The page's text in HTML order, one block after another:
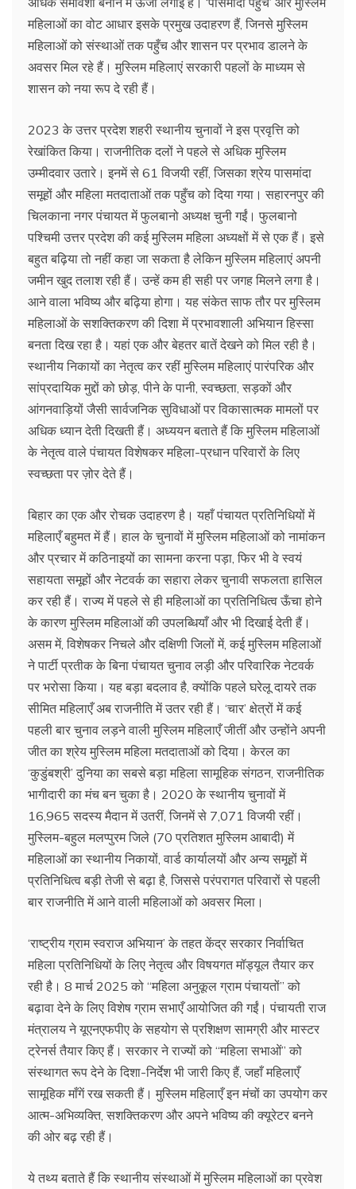
महिलाओं का वोट आधार इसके प्रमुख उदाहरण हैं, जिनसे मुस्लिम
महिलाओं को संस्थाओं तक पहुँच और शासन पर प्रभाव डालने के
अवसर मिल रहे हैं। मुस्लिम महिलाएं सरकारी पहलों के माध्यम से
शासन को नया रूप दे रही हैं।
2023 के उत्तर प्रदेश शहरी स्थानीय चुनावों ने इस प्रवृत्ति को
रेखांकित किया। राजनीतिक दलों ने पहले से अधिक मुस्लिम
उम्मीदवार उतारे। इनमें से 61 विजयी रहीं, जिसका श्रेय पासमांदा
समूहों और महिला मतदाताओं तक पहुँच को दिया गया। सहारनपुर की
चिलकाना नगर पंचायत में फुलबानो अध्यक्ष चुनी गईं। फुलबानो
पश्चिमी उत्तर प्रदेश की कई मुस्लिम महिला अध्यक्षों में से एक हैं। इसे
बहुत बढ़िया तो नहीं कहा जा सकता है लेकिन मुस्लिम महिलाएं अपनी
जमीन खुद तलाश रही हैं। उन्हें कम ही सही पर जगह मिलने लगा है।
आने वाला भविष्य और बढ़िया होगा। यह संकेत साफ तौर पर मुस्लिम
महिलाओं के सशक्तिकरण की दिशा में प्रभावशाली अभियान हिस्सा
बनता दिख रहा है। यहां एक और बेहतर बातें देखने को मिल रही है।
स्थानीय निकायों का नेतृत्व कर रहीं मुस्लिम महिलाएं पारंपरिक और
सांप्रदायिक मुद्दों को छोड़, पीने के पानी, स्वच्छता, सड़कों और
आंगनवाड़ियों जैसी सार्वजनिक सुविधाओं पर विकासात्मक मामलों पर
अधिक ध्यान देती दिखती हैं। अध्ययन बताते हैं कि मुस्लिम महिलाओं
के नेतृत्व वाले पंचायत विशेषकर महिला-प्रधान परिवारों के लिए
स्वच्छता पर ज़ोर देते हैं।
बिहार का एक और रोचक उदाहरण है। यहाँ पंचायत प्रतिनिधियों में
महिलाएँ बहुमत में हैं। हाल के चुनावों में मुस्लिम महिलाओं को नामांकन
और प्रचार में कठिनाइयों का सामना करना पड़ा, फिर भी वे स्वयं
सहायता समूहों और नेटवर्क का सहारा लेकर चुनावी सफलता हासिल
कर रही हैं। राज्य में पहले से ही महिलाओं का प्रतिनिधित्व ऊँचा होने
के कारण मुस्लिम महिलाओं की उपलब्धियाँ और भी दिखाई देती हैं।
असम में, विशेषकर निचले और दक्षिणी जिलों में, कई मुस्लिम महिलाओं
ने पार्टी प्रतीक के बिना पंचायत चुनाव लड़ी और परिवारिक नेटवर्क
पर भरोसा किया। यह बड़ा बदलाव है, क्योंकि पहले घरेलू दायरे तक
सीमित महिलाएँ अब राजनीति में उतर रही हैं। ‘चार’ क्षेत्रों में कई
पहली बार चुनाव लड़ने वाली मुस्लिम महिलाएँ जीतीं और उन्होंने अपनी
जीत का श्रेय मुस्लिम महिला मतदाताओं को दिया। केरल का
‘कुडुंबश्री’ दुनिया का सबसे बड़ा महिला सामूहिक संगठन, राजनीतिक
भागीदारी का मंच बन चुका है। 2020 के स्थानीय चुनावों में
16,965 सदस्य मैदान में उतरीं, जिनमें से 7,071 विजयी रहीं।
मुस्लिम-बहुल मलप्पुरम जिले (70 प्रतिशत मुस्लिम आबादी) में
महिलाओं का स्थानीय निकायों, वार्ड कार्यालयों और अन्य समूहों में
प्रतिनिधित्व बड़ी तेजी से बढ़ा है, जिससे परंपरागत परिवारों से पहली
बार राजनीति में आने वाली महिलाओं को अवसर मिला।
‘राष्ट्रीय ग्राम स्वराज अभियान’ के तहत केंद्र सरकार निर्वाचित
महिला प्रतिनिधियों के लिए नेतृत्व और विषयगत मॉड्यूल तैयार कर
रही है। 8 मार्च 2025 को “महिला अनुकूल ग्राम पंचायतों” को
बढ़ावा देने के लिए विशेष ग्राम सभाएँ आयोजित की गईं। पंचायती राज
मंत्रालय ने यूएनएफपीए के सहयोग से प्रशिक्षण सामग्री और मास्टर
ट्रेनर्स तैयार किए हैं। सरकार ने राज्यों को “महिला सभाओं” को
संस्थागत रूप देने के दिशा-निर्देश भी जारी किए हैं, जहाँ महिलाएँ
सामूहिक माँगें रख सकती हैं। मुस्लिम महिलाएँ इन मंचों का उपयोग कर
आत्म-अभिव्यक्ति, सशक्तिकरण और अपने भविष्य की क्यूरेटर बनने
की ओर बढ़ रही हैं।
ये तथ्य बताते हैं कि स्थानीय संस्थाओं में मुस्लिम महिलाओं का प्रवेश